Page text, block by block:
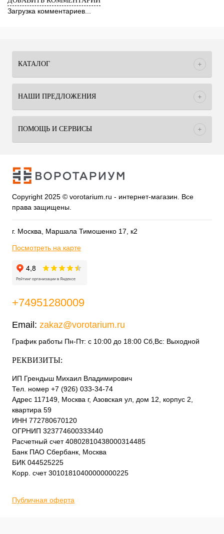
Загрузка комментариев...
КАТАЛОГ
НАШИ ПРЕДЛОЖЕНИЯ
ПОМОЩЬ И СЕРВИСЫ
Copyright 2025 © vorotarium.ru - интернет-магазин. Все
права защищены.
г. Москва, Маршала Тимошенко 17, к2
Посмотреть на карте
+74951280009
Email: zakaz@vorotarium.ru
График работы Пн-Пт: с 10:00 до 18:00 Сб,Вс: Выходной
РЕКВИЗИТЫ:
ИП Грендыш Михаил Владимирович
Тел. номер +7 (926) 033-34-74
Адрес 117149, Москва г, Азовская ул, дом 12, корпус 2,
квартира 59
ИНН 772780670120
ОГРНИП 323774600333440
Расчетный счет 40802810438000314485
Банк ПАО Сбербанк, Москва
БИК 044525225
Kорр. счет 30101810400000000225
Публичная оферта